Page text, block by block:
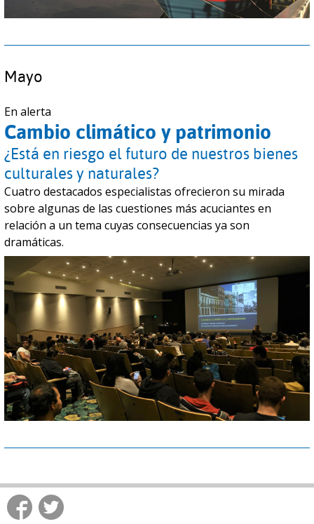
Mayo
En alerta
Cambio climático y patrimonio
¿Está en riesgo el futuro de nuestros bienes
culturales y naturales?
Cuatro destacados especialistas ofrecieron su mirada
sobre algunas de las cuestiones más acuciantes en
relación a un tema cuyas consecuencias ya son
dramáticas.